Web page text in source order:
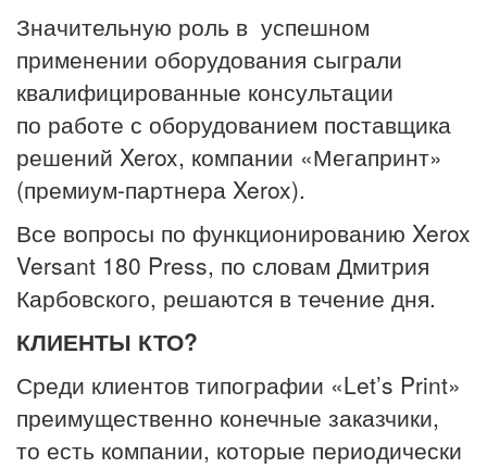
Значительную роль в успешном
применении оборудования сыграли
квалифицированные консультации
по работе с оборудованием поставщика
решений Xerox, компании «Мегапринт»
(премиум-партнера Xerox).
Все вопросы по функционированию Xerox
Versant 180 Press, по словам Дмитрия
Карбовского, решаются в течение дня.
КЛИЕНТЫ КТО?
Среди клиентов типографии «Let’s Print»
преимущественно конечные заказчики,
то есть компании, которые периодически